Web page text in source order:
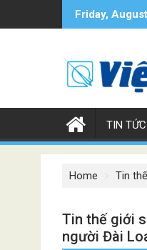
Friday,
TIN TỨC
Home Tin
Tin thế giới
người Đài